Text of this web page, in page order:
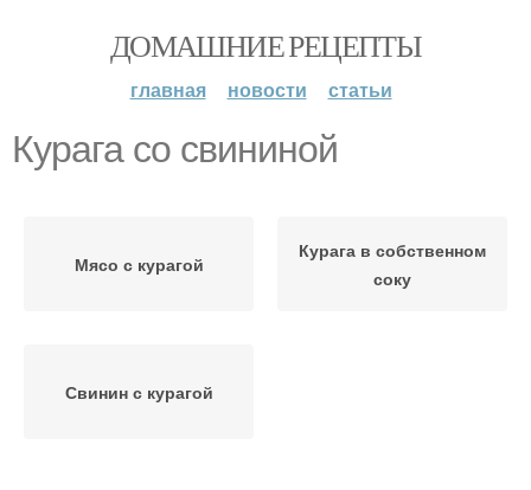
ДОМАШНИЕ РЕЦЕПТЫ
главная новости статьи
Курага со свининой
Мясо с курагой
Курага в собственном
соку
Свинин с курагой